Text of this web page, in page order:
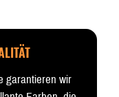
garantieren wir